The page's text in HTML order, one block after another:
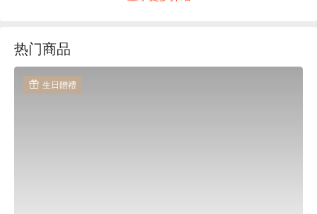
曇朵拉冷泥派等美味佳餚，成為提升聚會或用餐體驗的最佳催
化劑。這些特色菜品完美地融入了這個充滿魅力的巧克力天
堂，讓每次造訪都成為一段值得回味的甜美記憶。
热门商品
生日贈禮